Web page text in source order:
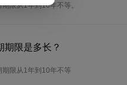
期限从1年到10年不等。
期限是多长？
期限从1年到10年不等